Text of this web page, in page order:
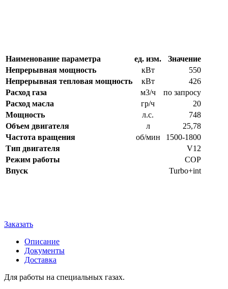
Наименование параметра ед. изм.
Значение
Непрерывная мощность
кВт
550
Непрерывная тепловая мощность
кВт
426
Расход газа
м3/ч
по запросу
Расход масла
гр/ч
20
Мощность
л.с.
748
Объем двигателя
л
25,78
Частота вращения
об/мин
1500-1800
Тип двигателя
V12
Режим работы
COP
Впуск
Turbo+int
Заказать
Описание
Документы
Доставка
Для работы на специальных газах.